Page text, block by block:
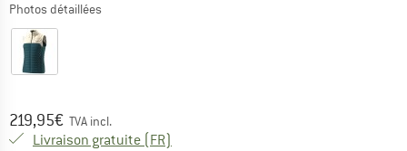
Photos détaillées
Prix:
219,95€ TVA incl.
Livraison gratuite (FR)